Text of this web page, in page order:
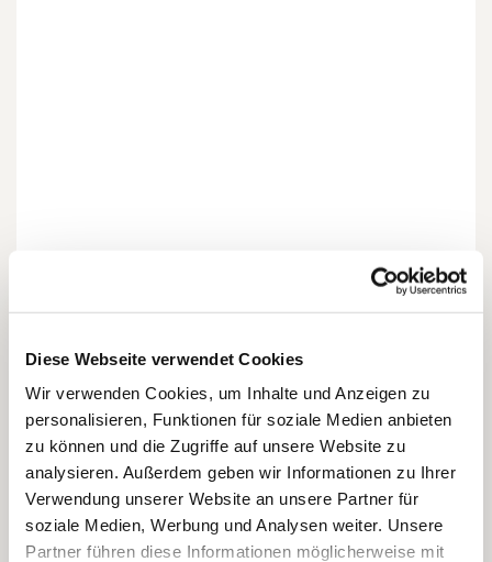
Diese Webseite verwendet Cookies
Wir verwenden Cookies, um Inhalte und Anzeigen zu
personalisieren, Funktionen für soziale Medien anbieten
zu können und die Zugriffe auf unsere Website zu
analysieren. Außerdem geben wir Informationen zu Ihrer
Verwendung unserer Website an unsere Partner für
soziale Medien, Werbung und Analysen weiter. Unsere
Partner führen diese Informationen möglicherweise mit
Dies könnte Sie auch
interessieren